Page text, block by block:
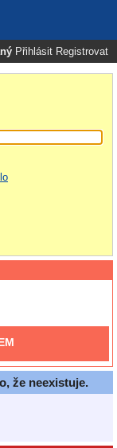
Přihlásit Registrovat
že neexistuje.